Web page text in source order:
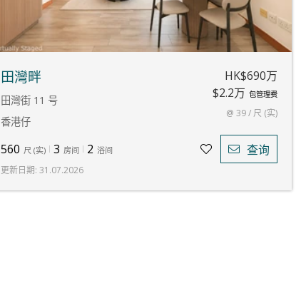
田灣畔
田灣街 11 号
香港仔
HK$690万
$2.2万 包管理费
@ 39 / 尺 (实)
560 尺 (实) 3 房间 2 浴间 查询
更新日期: 31.07.2026